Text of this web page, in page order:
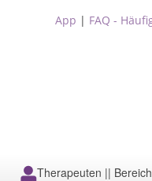
App | FAQ -
Therapeuten || Bereich